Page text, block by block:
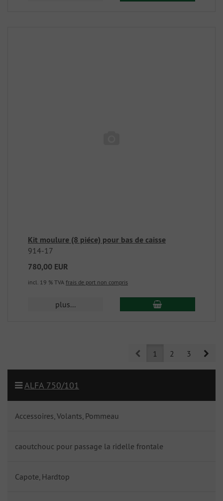
Kit moulure (8 piéce) pour bas de caisse
914-17
780,00 EUR
incl. 19 % TVA frais de port non compris
plus...
Prev1 2 3
ALFA 750/101
Accessoires, Volants, Pommeau
caoutchouc pour passage la ridelle frontale
Capote, Hardtop